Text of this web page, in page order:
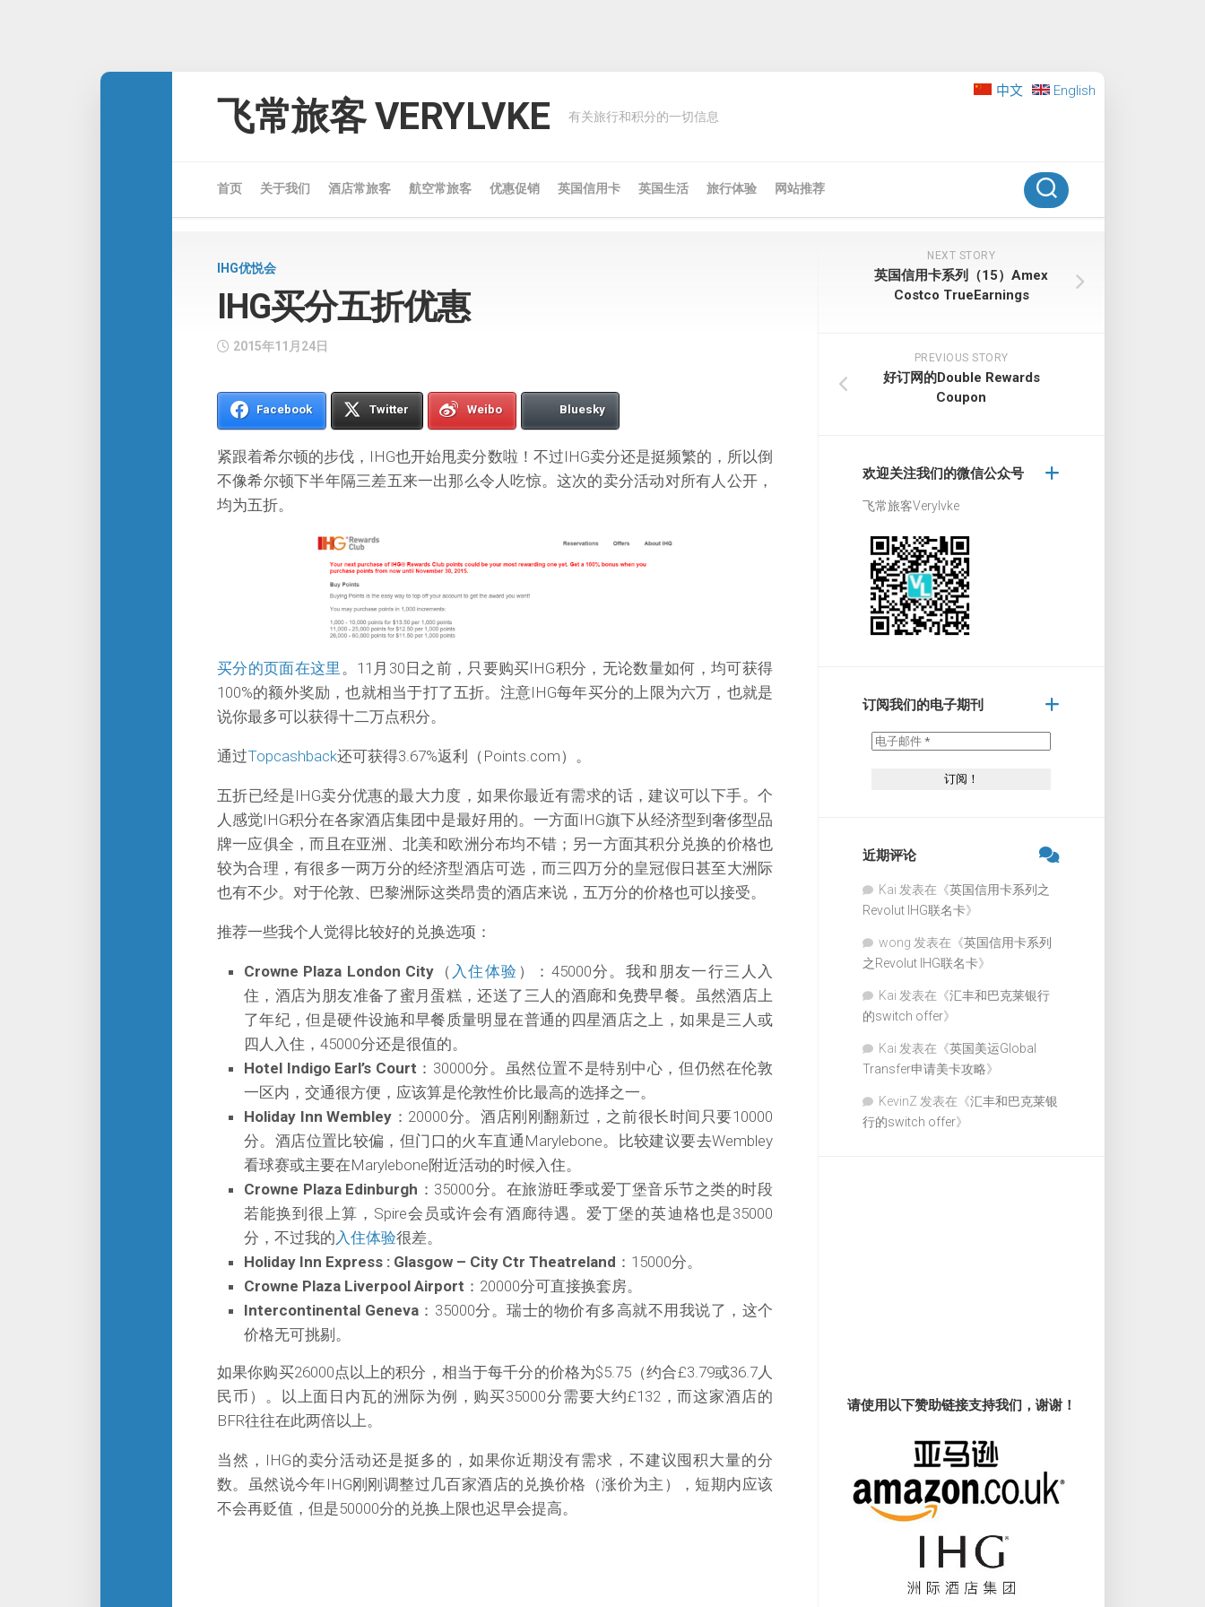
飞常旅客 VERYLVKE 有关旅行和积分的一切信息
首页 关于我们 酒店常旅客 航空常旅客 优惠促销 英国信用卡 英国生活 旅行体验 网站推荐
中文 English
IHG优悦会
IHG买分五折优惠
2015年11月24日
Facebook Twitter Weibo Bluesky
紧跟着希尔顿的步伐，IHG也开始甩卖分数啦！不过IHG卖分还是挺频繁的，所以倒
不像希尔顿下半年隔三差五来一出那么令人吃惊。这次的卖分活动对所有人公开，
均为五折。
买分的页面在这里 。11月30日之前，只要购买IHG积分，无论数量如何，均可获得
100%的额外奖励，也就相当于打了五折。注意IHG每年买分的上限为六万，也就是
说你最多可以获得十二万点积分。
通过Topcashback还可获得3.67%返利（Points.com）。
五折已经是IHG卖分优惠的最大力度，如果你最近有需求的话，建议可以下手。个
人感觉IHG积分在各家酒店集团中是最好用的。一方面IHG旗下从经济型到奢侈型品
牌一应俱全，而且在亚洲、北美和欧洲分布均不错；另一方面其积分兑换的价格也
较为合理，有很多一两万分的经济型酒店可选，而三四万分的皇冠假日甚至大洲际
也有不少。对于伦敦、巴黎洲际这类昂贵的酒店来说，五万分的价格也可以接受。
推荐一些我个人觉得比较好的兑换选项：
Crowne Plaza London City （ 入住体验 ）：45000分。我和朋友一行三人入
住，酒店为朋友准备了蜜月蛋糕，还送了三人的酒廊和免费早餐。虽然酒店上
了年纪，但是硬件设施和早餐质量明显在普通的四星酒店之上，如果是三人或
四人入住，45000分还是很值的。
Hotel Indigo Earl’s Court ：30000分。虽然位置不是特别中心，但仍然在伦敦
一区内，交通很方便，应该算是伦敦性价比最高的选择之一。
Holiday Inn Wembley ：20000分。酒店刚刚翻新过，之前很长时间只要10000
分。酒店位置比较偏，但门口的火车直通Marylebone。比较建议要去Wembley
看球赛或主要在Marylebone附近活动的时候入住。
Crowne Plaza Edinburgh ：35000分。在旅游旺季或爱丁堡音乐节之类的时段
若能换到很上算，Spire会员或许会有酒廊待遇。爱丁堡的英迪格也是35000
分，不过我的 入住体验很差。
Holiday Inn Express : Glasgow – City Ctr Theatreland ：15000分。
Crowne Plaza Liverpool Airport ：20000分可直接换套房。
Intercontinental Geneva：35000分。瑞士的物价有多高就不用我说了，这个
价格无可挑剔。
如果你购买26000点以上的积分，相当于每千分的价格为$5.75（约合£3.79或36.7人
民币）。以上面日内瓦的洲际为例，购买35000分需要大约£132，而这家酒店的
BFR往往在此两倍以上。
当然，IHG的卖分活动还是挺多的，如果你近期没有需求，不建议囤积大量的分
数。虽然说今年IHG刚刚调整过几百家酒店的兑换价格（涨价为主），短期内应该
不会再贬值，但是50000分的兑换上限也迟早会提高。
NEXT STORY
英国信用卡系列（15）Amex
Costco TrueEarnings
PREVIOUS STORY
好订网的Double Rewards
Coupon
欢迎关注我们的微信公众号
飞常旅客Verylvke
订阅我们的电子期刊
近期评论
Kai 发表在《英国信用卡系列之
Revolut IHG联名卡》
wong 发表在《英国信用卡系列
之Revolut IHG联名卡》
Kai 发表在《汇丰和巴克莱银行
的switch offer》
Kai 发表在《英国美运Global
Transfer申请美卡攻略》
KevinZ 发表在《汇丰和巴克莱银
行的switch offer》
请使用以下赞助链接支持我们，谢谢！